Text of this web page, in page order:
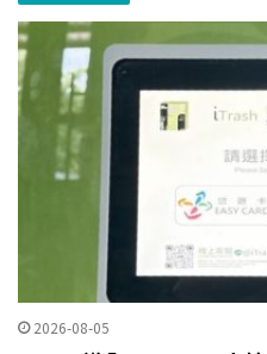
2026-08-05